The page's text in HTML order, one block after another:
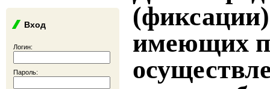
Вход
Логин:
Пароль:
имеющих